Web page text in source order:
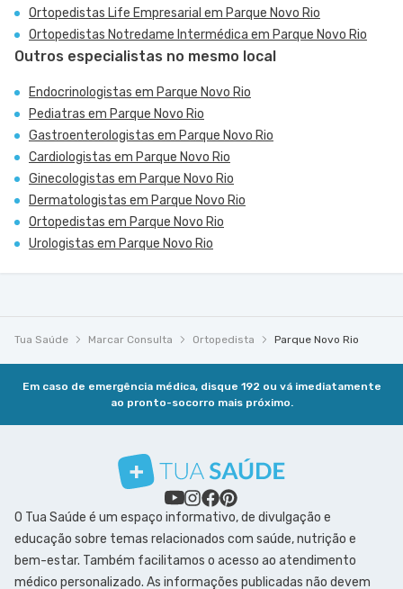
Ortopedistas Life Empresarial em Parque Novo Rio
Ortopedistas Notredame Intermédica em Parque Novo Rio
Outros especialistas no mesmo local
Endocrinologistas em Parque Novo Rio
Pediatras em Parque Novo Rio
Gastroenterologistas em Parque Novo Rio
Cardiologistas em Parque Novo Rio
Ginecologistas em Parque Novo Rio
Dermatologistas em Parque Novo Rio
Ortopedistas em Parque Novo Rio
Urologistas em Parque Novo Rio
Tua Saúde Marcar Consulta Ortopedista Parque Novo Rio
Em caso de emergência médica, disque 192 ou vá imediatamente
ao pronto-socorro mais próximo.
O Tua Saúde é um espaço informativo, de divulgação e
educação sobre temas relacionados com saúde, nutrição e
bem-estar. Também facilitamos o acesso ao atendimento
médico personalizado. As informações publicadas não devem